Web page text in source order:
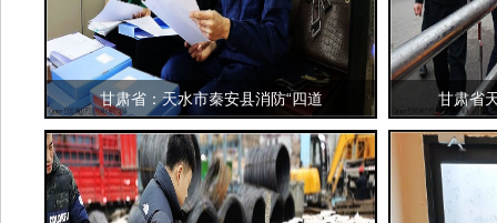
甘肃省：天水市秦安县消防“四道 甘肃省